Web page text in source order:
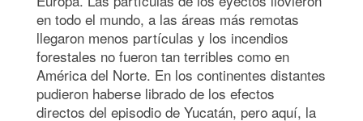
en todo el mundo, a las áreas más remotas
llegaron menos partículas y los incendios
forestales no fueron tan terribles como en
América del Norte. En los continentes distantes
pudieron haberse librado de los efectos
directos del episodio de Yucatán, pero aquí, la